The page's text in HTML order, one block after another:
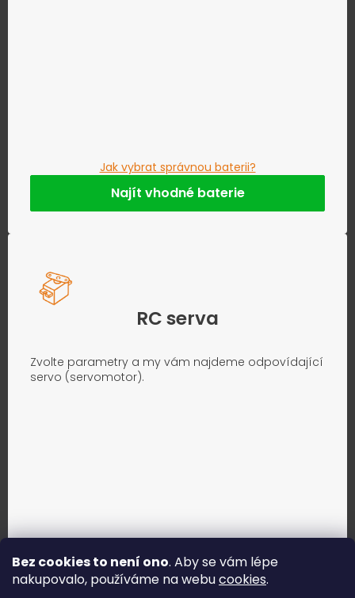
Bez cookies to není ono. Aby se vám lépe
nakupovalo, používáme na webucookies.
Jak vybrat správnou baterii?
Najít vhodné baterie
RC serva
Zvolte parametry a my vám najdeme odpovídající
servo (servomotor).